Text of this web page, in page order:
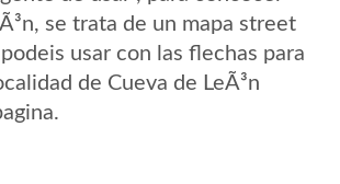
se trata de un mapa street
usar con las flechas para
de Cueva de LeÃ³n